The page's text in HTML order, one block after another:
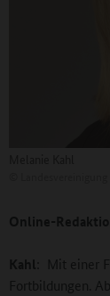
Online-
Kahl : Mit einer
Fortbildungen.